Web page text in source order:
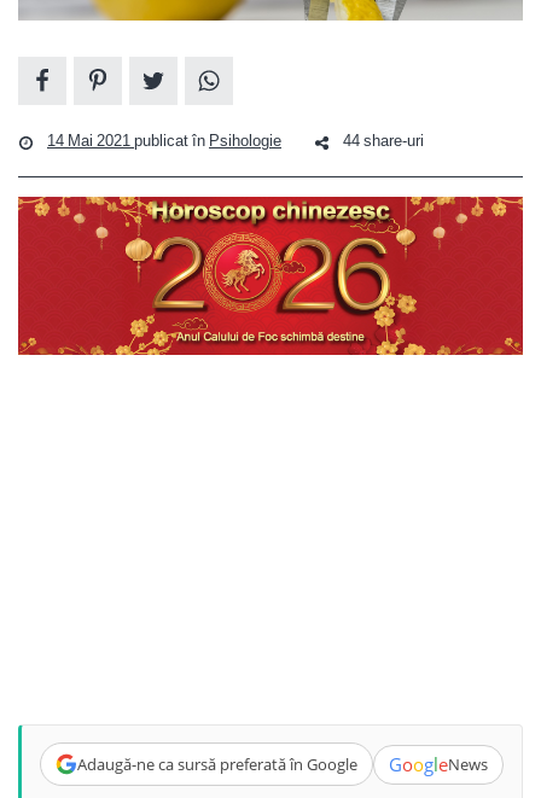
14 Mai 2021publicat în Psihologie 44 share-uri
Adaugă-ne ca sursă preferată în Google GoogleNews